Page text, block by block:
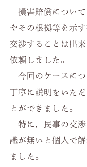
損害賠償について
やその根拠等を示
交渉することは出
依頼しました。
今回のケースにつ
丁寧に説明をいた
とができました。
特に，民事の交渉
識が無いと個人で
ました。